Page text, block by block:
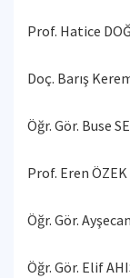
Prof. Hatice
Doç. Barış
Öğr. Gör. Buse
Prof. Eren ÖZEK
Öğr. Gör.
Öğr. Gör. Elif